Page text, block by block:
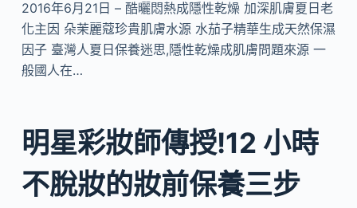
2016年6月21日 – 酷曬悶熱成隱性乾燥 加深肌膚夏日老
化主因 朵茉麗蔻珍貴肌膚水源 水茄子精華生成天然保濕
因子 臺灣人夏日保養迷思,隱性乾燥成肌膚問題來源 一
般國人在…
明星彩妝師傳授!12 小時
不脫妝的妝前保養三步